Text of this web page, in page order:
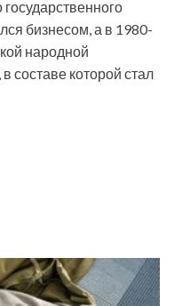
бизнесом, а в 1980-
народной
составе которой стал